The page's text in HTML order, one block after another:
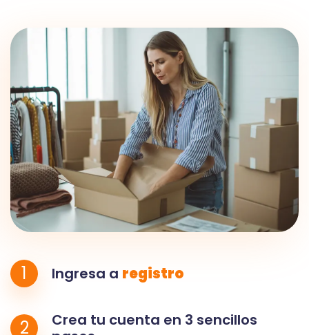
1 Ingresa a registro
2
Crea tu cuenta en 3 sencillos